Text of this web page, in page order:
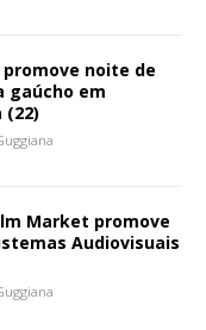
noite de
gaúcho em
(22)
Market promove
Audiovisuais